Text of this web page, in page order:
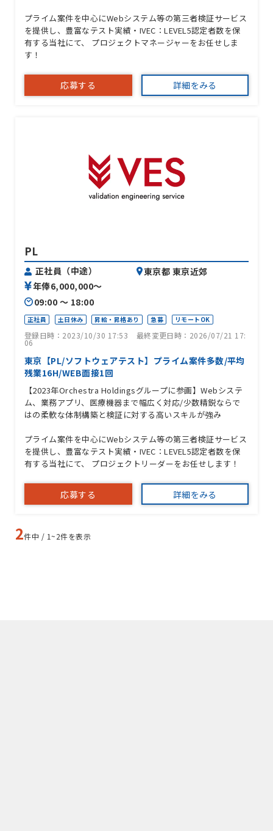
プライム案件を中心にWebシステム等の第三者検証サービス
を提供し、豊富なテスト実績・IVEC：LEVEL5認定者数を保
有する当社にて、 プロジェクトマネージャーをお任せしま
す！
応募する 詳細をみる
PL
正社員（中途）
年俸6,000,000〜
09:00 〜 18:00
東京都 東京近郊
正社員 土日休み 昇給・昇格あり 急募 リモートOK
登録日時：2023/10/30 17:53 最終変更日時：2026/07/21 17:
06
東京【PL/ソフトウェアテスト】プライム案件多数/平均
残業16H/WEB面接1回
【2023年Orchestra Holdingsグループに参画】Webシステ
ム、業務アプリ、医療機器まで幅広く対応/少数精鋭ならで
はの柔軟な体制構築と検証に対する高いスキルが強み
プライム案件を中心にWebシステム等の第三者検証サービス
を提供し、豊富なテスト実績・IVEC：LEVEL5認定者数を保
有する当社にて、 プロジェクトリーダーをお任せします！
応募する 詳細をみる
2件中 / 1~2件を表示